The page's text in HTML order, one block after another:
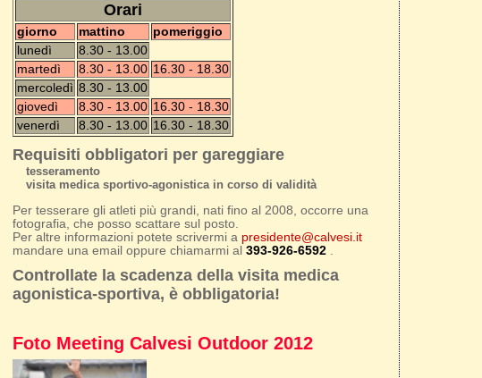
Orari
giorno mattino
pomeriggio
lunedì
8.30 - 13.00
martedì
8.30 - 13.00 16.30 - 18.30
mercoledì 8.30 - 13.00
giovedì
8.30 - 13.00 16.30 - 18.30
venerdì
8.30 - 13.00 16.30 - 18.30
Requisiti obbligatori per gareggiare
tesseramento
visita medica sportivo-agonistica in corso di validità
Per tesserare gli atleti più grandi, nati fino al 2008, occorre una
fotografia, che posso scattare sul posto.
Per altre informazioni potete scrivermi a presidente@calvesi.it
mandare una email oppure chiamarmi al393-926-6592
Controllate la scadenza della visita medica
agonistica-sportiva, è obbligatoria!
Foto Meeting Calvesi Outdoor 2012